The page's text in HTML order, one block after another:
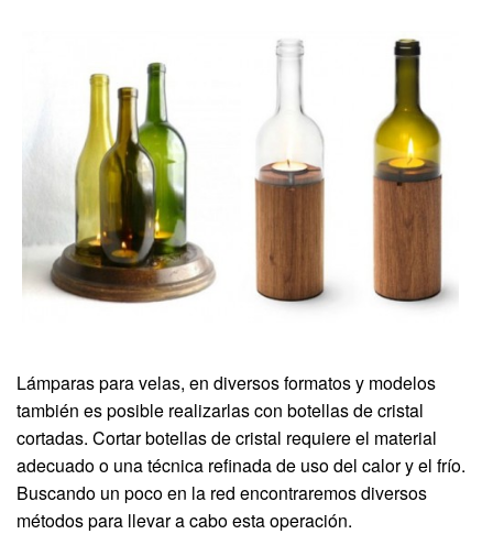
Lámparas para velas, en diversos formatos y modelos
también es posible realizarlas con botellas de cristal
cortadas. Cortar botellas de cristal requiere el material
adecuado o una técnica refinada de uso del calor y el frío.
Buscando un poco en la red encontraremos diversos
métodos para llevar a cabo esta operación.